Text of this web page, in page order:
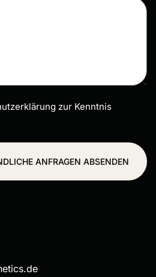
zur Kenntnis
ANFRAGEN ABSENDEN